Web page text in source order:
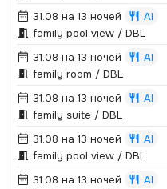
31.08 на 13 ночей
AI
family pool view / DBL
31.08 на 13 ночей
AI
family room / DBL
31.08 на 13 ночей
AI
family suite / DBL
31.08 на 13 ночей
AI
family pool view / DBL
31.08 на 13 ночей
AI